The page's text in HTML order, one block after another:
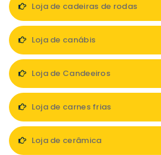
Loja de cadeiras de rodas
Loja de canábis
Loja de Candeeiros
Loja de carnes frias
Loja de cerâmica